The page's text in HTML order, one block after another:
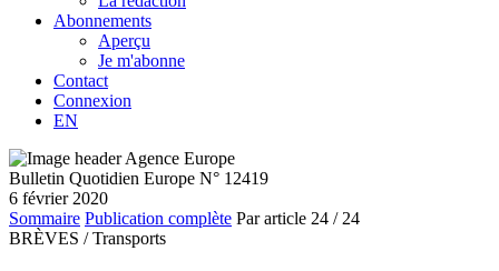
Abonnements
Aperçu
Je m'abonne
Contact
Connexion
EN
Bulletin Quotidien Europe N° 12419
6 février 2020
Sommaire Publication complète Par article 24 / 24
BRÈVES / Transports